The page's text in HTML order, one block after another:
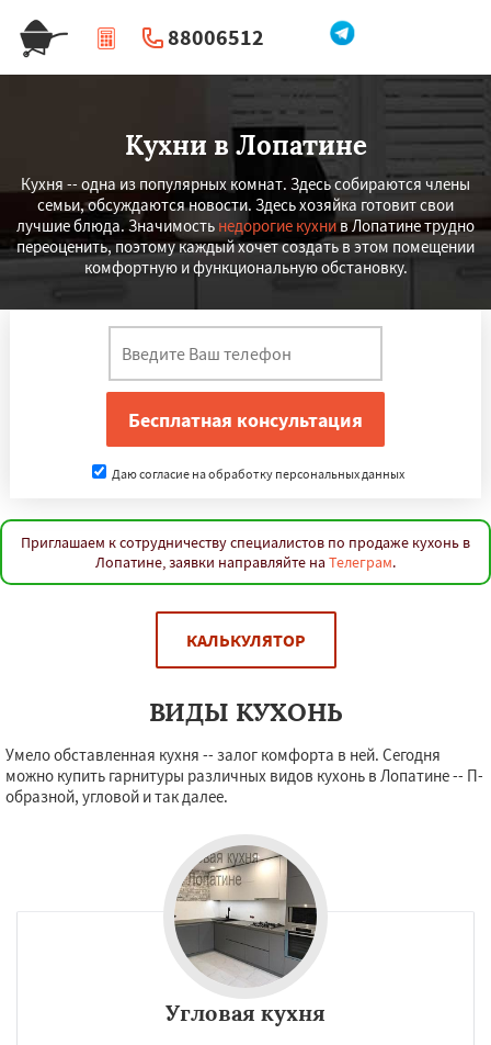
88006512
| Перезвоните мне
Кухни в Лопатине
Кухня -- одна из популярных комнат. Здесь собираются члены
семьи, обсуждаются новости. Здесь хозяйка готовит свои
лучшие блюда. Значимость недорогие кухнив Лопатине трудно
переоценить, поэтому каждый хочет создать в этом помещении
комфортную и функциональную обстановку.
Даю согласие на обработку персональных данных
Приглашаем к сотрудничеству специалистов по продаже кухонь в
Лопатине, заявки направляйте на Телеграм.
КАЛЬКУЛЯТОР
ВИДЫ КУХОНЬ
Умело обставленная кухня -- залог комфорта в ней. Сегодня
можно купить гарнитуры различных видов кухонь в Лопатине -- П-
образной, угловой и так далее.
Угловая кухня